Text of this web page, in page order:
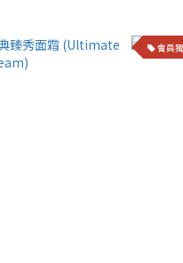
會員